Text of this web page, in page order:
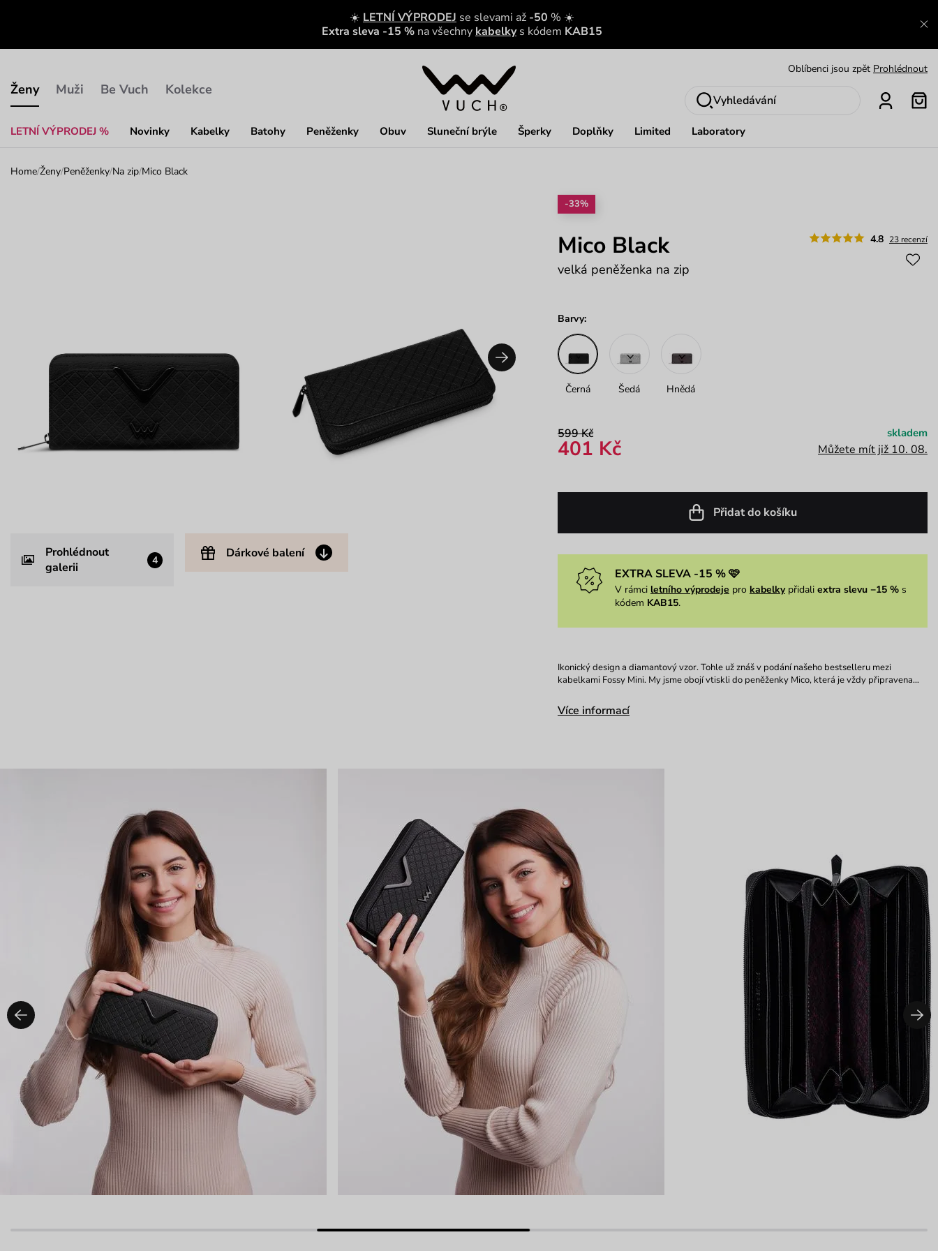
☀️ LETNÍ VÝPRODEJ se slevami až -50 % ☀️
Extra sleva -15 % na všechny kabelkys kódem KAB15
Ženy
LETNÍ VÝPRODEJ % Novinky Kabelky Batohy Peněženky Obuv Sluneční brýle Šperky Doplňky Limited Laboratory
Muži Be Vuch Kolekce
Oblíbenci jsou zpět Prohlédnout
Nech se inspirovat Ukázat
Vyhledávání
Home/Ženy/Peněženky/Na zip/Mico Black
Prohlédnout
galerii
4 Dárkové balení
-33%
4.8 23 recenzí
Mico Black
velká peněženka na zip
Barvy:
Černá Šedá Hnědá
599 Kč
401 Kč
skladem
Můžete mít již 10. 08.
Přidat do košíku
EXTRA SLEVA -15 % 🩷
V rámci letního výprodeje pro kabelkypřidali extra slevu −15 %s
kódem KAB15.
Ikonický design a diamantový vzor. Tohle už znáš v podání našeho bestselleru mezi
kabelkami Fossy Mini. My jsme obojí vtiskli do peněženky Mico, která je vždy připravena…
Více informací